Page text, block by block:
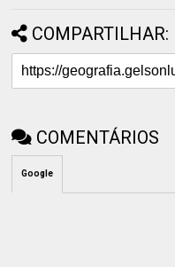
COMPARTILHAR:
COMENTÁRIOS
Google